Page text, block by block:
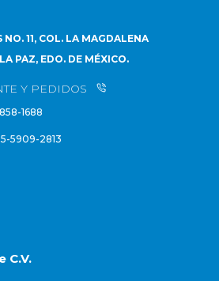
NO. 11, COL. LA MAGDALENA
PAZ, EDO. DE MÉXICO.
Y PEDIDOS
1688
5909-2813
C.V.